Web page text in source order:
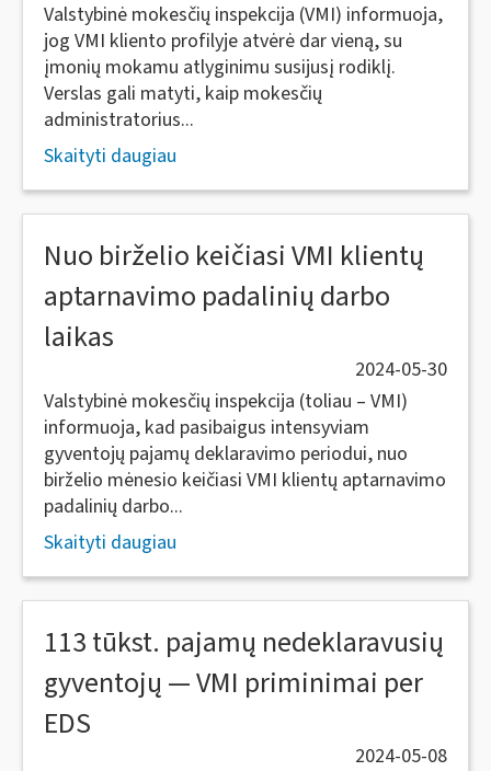
Valstybinė mokesčių inspekcija (VMI) informuoja,
jog VMI kliento profilyje atvėrė dar vieną, su
įmonių mokamu atlyginimu susijusį rodiklį.
Verslas gali matyti, kaip mokesčių
administratorius...
Skaityti daugiau
Nuo birželio keičiasi VMI klientų
aptarnavimo padalinių darbo
laikas
2024-05-30
Valstybinė mokesčių inspekcija (toliau – VMI)
informuoja, kad pasibaigus intensyviam
gyventojų pajamų deklaravimo periodui, nuo
birželio mėnesio keičiasi VMI klientų aptarnavimo
padalinių darbo...
Skaityti daugiau
113 tūkst. pajamų nedeklaravusių
gyventojų — VMI priminimai per
EDS
2024-05-08